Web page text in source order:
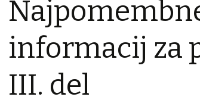
informacij za
III. del